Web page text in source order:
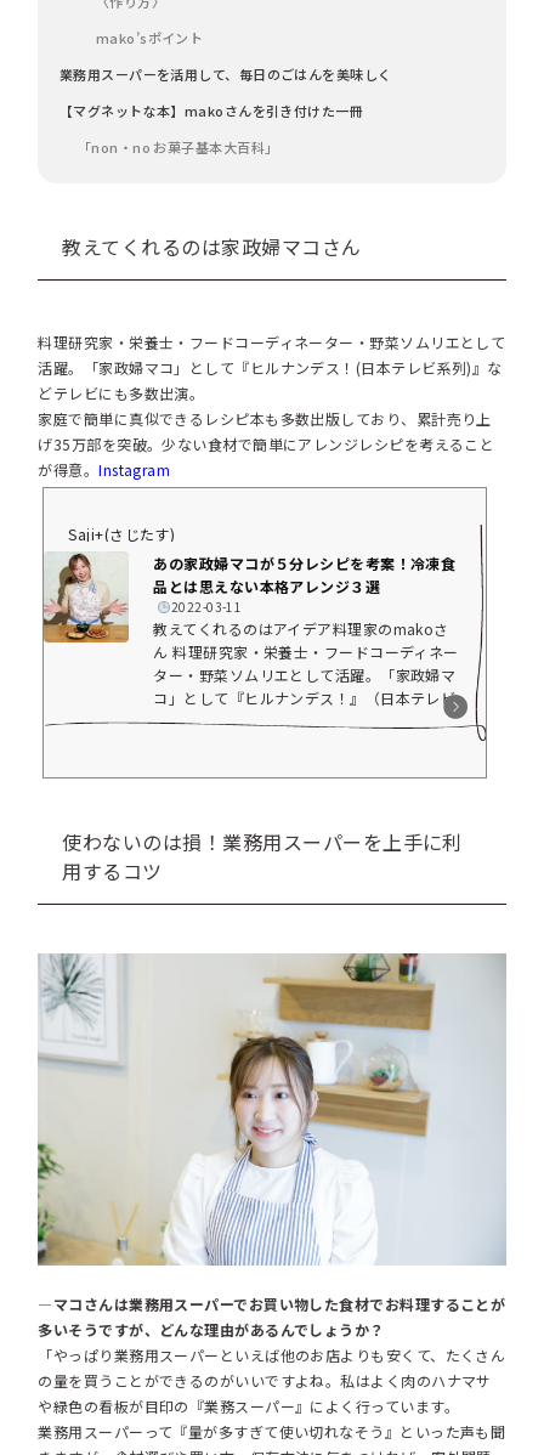
mako’sポイント
業務用スーパーを活用して、毎日のごはんを美味しく
【マグネットな本】makoさんを引き付けた一冊
「non・no お菓子基本大百科」
教えてくれるのは家政婦マコさん
料理研究家・栄養士・フードコーディネーター・野菜ソムリエとして
活躍。「家政婦マコ」として『ヒルナンデス！(日本テレビ系列)』な
どテレビにも多数出演。
家庭で簡単に真似できるレシピ本も多数出版しており、累計売り上
げ35万部を突破。少ない食材で簡単にアレンジレシピを考えること
が得意。Instagram
Saji+(さじたす)
あの家政婦マコが５分レシピを考案！冷凍食
品とは思えない本格アレンジ３選
2022-03-11
教えてくれるのはアイデア料理家のmakoさ
ん 料理研究家・栄養士・フードコーディネー
ター・野菜ソムリエとして活躍。「家政婦マ
コ」として『ヒルナンデス！』（日本テレビ
系列）などテレビにも多数出演。家庭で簡単
機会も多いというmakoさん。お仕事で冷凍食
品はプライベートでも購入して、日々の食
卓...
使わないのは損！業務用スーパーを上手に利
用するコツ
―マコさんは業務用スーパーでお買い物した食材でお料理することが
多いそうですが、どんな理由があるんでしょうか？
「やっぱり業務用スーパーといえば他のお店よりも安くて、たくさん
の量を買うことができるのがいいですよね。私はよく肉のハナマサ
や緑色の看板が目印の『業務スーパー』によく行っています。
業務用スーパーって『量が多すぎて使い切れなそう』といった声も聞